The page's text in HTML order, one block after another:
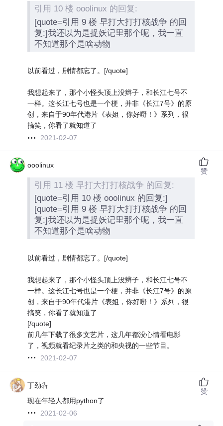
引用 10 楼 ooolinux 的回复:
[quote=引用 9 楼 早打大打打核战争 的回
复:]我还以为是捉妖记里那个呢，我一直
不知道那个是啥动物
以前看过，剧情都忘了。[/quote]
我想起来了，那个小怪头顶上没辫子，和长江七号不
一样。这长江七号也是一个梗，并非《长江7号》的原
创，来自于90年代港片《表姐，你好嘢！》系列，很
搞笑，你看了就知道了
2021-02-07
ooolinux
引用 11 楼 早打大打打核战争 的回复:
[quote=引用 10 楼 ooolinux 的回复:]
[quote=引用 9 楼 早打大打打核战争 的回
复:]我还以为是捉妖记里那个呢，我一直
不知道那个是啥动物
以前看过，剧情都忘了。[/quote]
我想起来了，那个小怪头顶上没辫子，和长江七号不
一样。这长江七号也是一个梗，并非《长江7号》的原
创，来自于90年代港片《表姐，你好嘢！》系列，很
搞笑，你看了就知道了
[/quote]
前几年下载了很多文艺片，这几年都没心情看电影
了，视频就看纪录片之类的和央视的一些节目。
2021-02-07
赞
丁劲犇
现在年轻人都用python了
2021-02-06
赞